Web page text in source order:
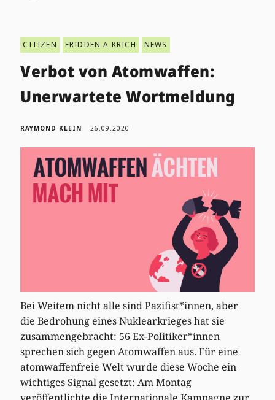
CITIZEN FRIDDEN A KRICH NEWS
Verbot von Atomwaffen:
Unerwartete Wortmeldung
RAYMOND KLEIN 26.09.2020
Bei Weitem nicht alle sind Pazifist*innen, aber
die Bedrohung eines Nuklearkrieges hat sie
zusammengebracht: 56 Ex-Politiker*innen
sprechen sich gegen Atomwaffen aus. Für eine
atomwaffenfreie Welt wurde diese Woche ein
wichtiges Signal gesetzt: Am Montag